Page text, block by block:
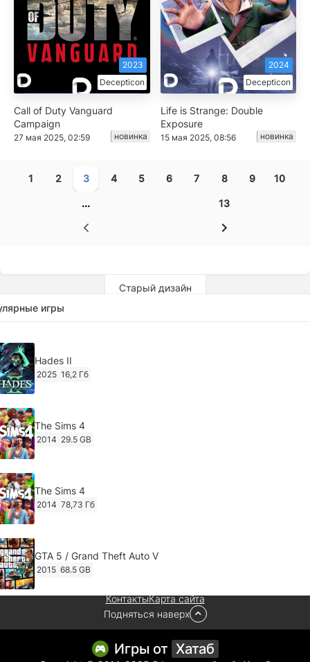
Decepticon
2023
Call of Duty Vanguard
Campaign
27 мая 2025, 02:59 новинка
Decepticon
2024
Life is Strange: Double
Exposure
15 мая 2025, 08:56 новинка
1 2 3 4 5 6 7 8 9 10
... 13
Старый дизайн
игры
Hades II
2025 16,2 Гб
The Sims 4
2014 29.5 GB
The Sims 4
2014 78,73 Гб
GTA 5 / Grand Theft Auto V
2015 68.5 GB
Ghost of Tsushima: Director's Cut v.1053.8.1023.1614
[RePack Decepticon] (2024)
КонтактыКарта сайта
Подняться наверх
Игры от Хатаб